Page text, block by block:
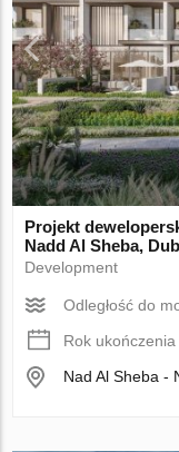
Projekt
Nadd Al Sheba,
Development
Odległość do
Rok
Nad Al Sheba -